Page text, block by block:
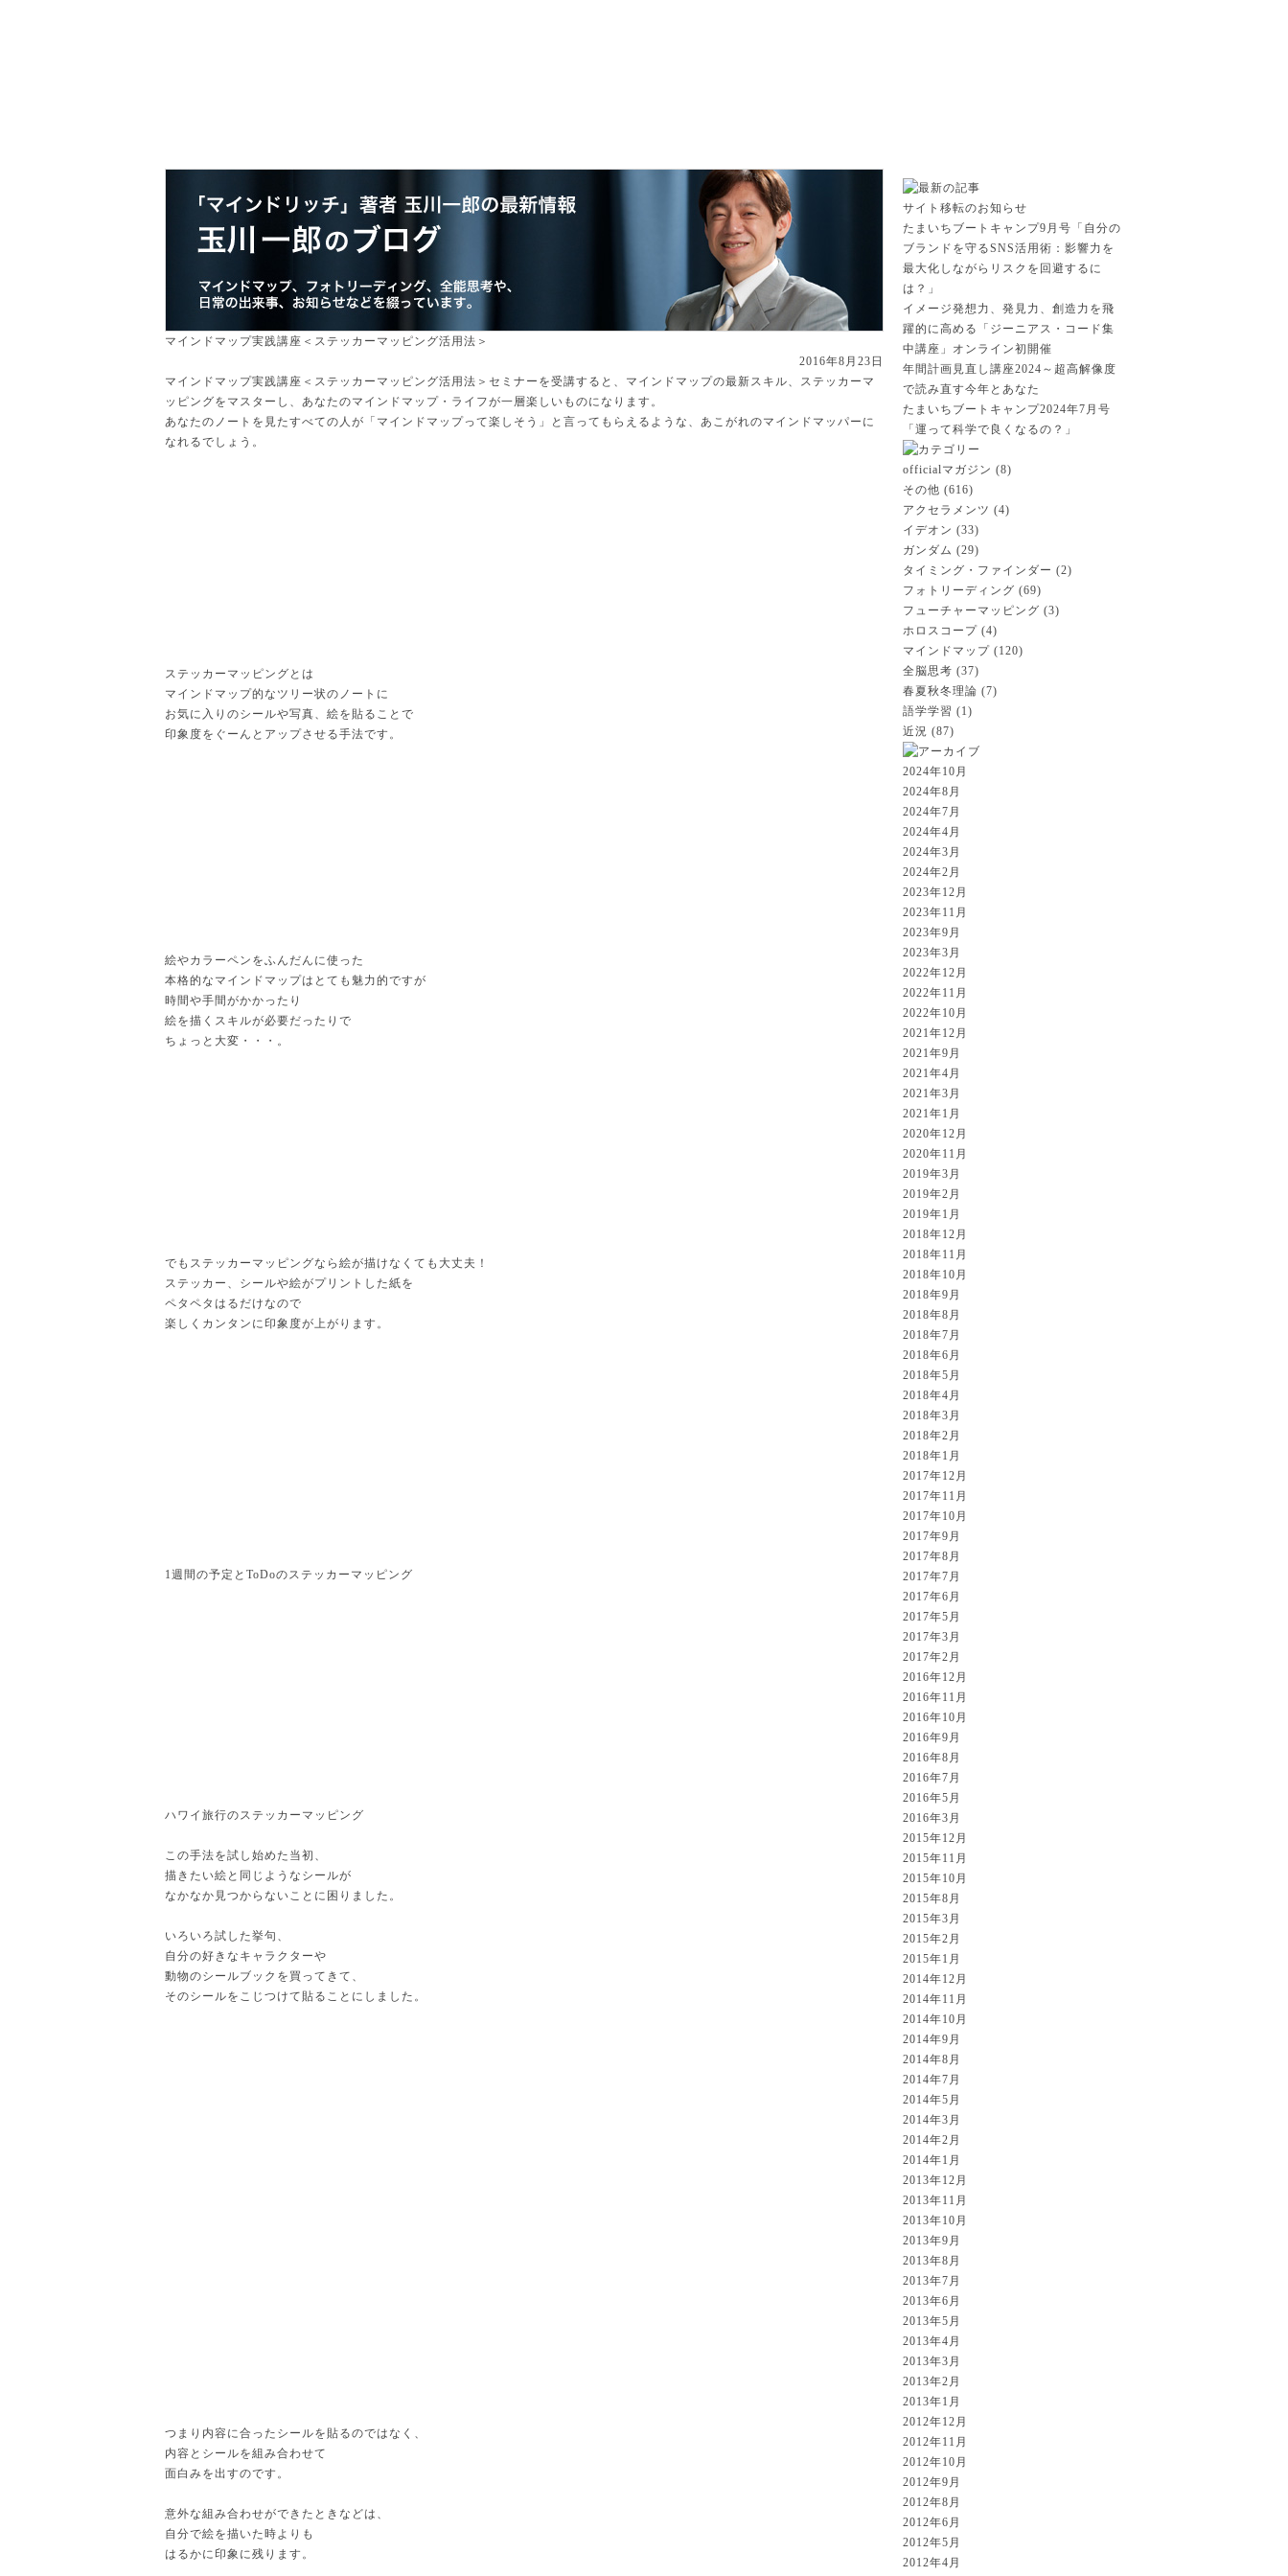
マインドマップ実践講座＜ステッカーマッピング活用法＞
2016年8月23日
マインドマップ実践講座＜ステッカーマッピング活用法＞セミナーを受講すると、マインドマップの最新スキル、ステッカーマ
ッピングをマスターし、あなたのマインドマップ・ライフが一層楽しいものになります。
あなたのノートを見たすべての人が「マインドマップって楽しそう」と言ってもらえるような、あこがれのマインドマッパーに
なれるでしょう。
ステッカーマッピングとは
マインドマップ的なツリー状のノートに
お気に入りのシールや写真、絵を貼ることで
印象度をぐーんとアップさせる手法です。
絵やカラーペンをふんだんに使った
本格的なマインドマップはとても魅力的ですが
時間や手間がかかったり
絵を描くスキルが必要だったりで
ちょっと大変・・・。
でもステッカーマッピングなら絵が描けなくても大丈夫！
ステッカー、シールや絵がプリントした紙を
ペタペタはるだけなので
楽しくカンタンに印象度が上がります。
1週間の予定とToDoのステッカーマッピング
ハワイ旅行のステッカーマッピング
この手法を試し始めた当初、
描きたい絵と同じようなシールが
なかなか見つからないことに困りました。
いろいろ試した挙句、
自分の好きなキャラクターや
動物のシールブックを買ってきて、
そのシールをこじつけて貼ることにしました。
つまり内容に合ったシールを貼るのではなく、
内容とシールを組み合わせて
面白みを出すのです。
意外な組み合わせができたときなどは、
自分で絵を描いた時よりも
はるかに印象に残ります。
サイト移転のお知らせ
たまいちブートキャンプ9月号「自分の
ブランドを守るSNS活用術：影響力を
最大化しながらリスクを回避するに
は？」
イメージ発想力、発見力、創造力を飛
躍的に高める「ジーニアス・コード集
中講座」オンライン初開催
年間計画見直し講座2024～超高解像度
で読み直す今年とあなた
たまいちブートキャンプ2024年7月号
「運って科学で良くなるの？」
officialマガジン (8)
その他 (616)
アクセラメンツ (4)
イデオン (33)
ガンダム (29)
タイミング・ファインダー (2)
フォトリーディング (69)
フューチャーマッピング (3)
ホロスコープ (4)
マインドマップ (120)
全脳思考 (37)
春夏秋冬理論 (7)
語学学習 (1)
近況 (87)
2024年10月
2024年8月
2024年7月
2024年4月
2024年3月
2024年2月
2023年12月
2023年11月
2023年9月
2023年3月
2022年12月
2022年11月
2022年10月
2021年12月
2021年9月
2021年4月
2021年3月
2021年1月
2020年12月
2020年11月
2019年3月
2019年2月
2019年1月
2018年12月
2018年11月
2018年10月
2018年9月
2018年8月
2018年7月
2018年6月
2018年5月
2018年4月
2018年3月
2018年2月
2018年1月
2017年12月
2017年11月
2017年10月
2017年9月
2017年8月
2017年7月
2017年6月
2017年5月
2017年3月
2017年2月
2016年12月
2016年11月
2016年10月
2016年9月
2016年8月
2016年7月
2016年5月
2016年3月
2015年12月
2015年11月
2015年10月
2015年8月
2015年3月
2015年2月
2015年1月
2014年12月
2014年11月
2014年10月
2014年9月
2014年8月
2014年7月
2014年5月
2014年3月
2014年2月
2014年1月
2013年12月
2013年11月
2013年10月
2013年9月
2013年8月
2013年7月
2013年6月
2013年5月
2013年4月
2013年3月
2013年2月
2013年1月
2012年12月
2012年11月
2012年10月
2012年9月
2012年8月
2012年6月
2012年5月
2012年4月